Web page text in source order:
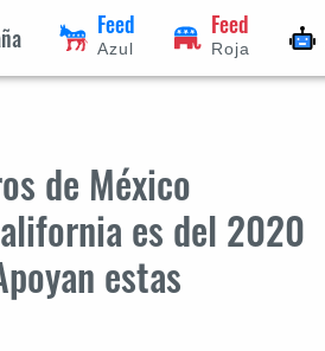
Feed
Azul
Feed
Roja
de México
es del 2020
estas